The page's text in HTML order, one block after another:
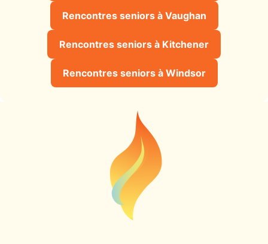
Rencontres seniors à Vaughan
Rencontres seniors à Kitchener
Rencontres seniors à Windsor